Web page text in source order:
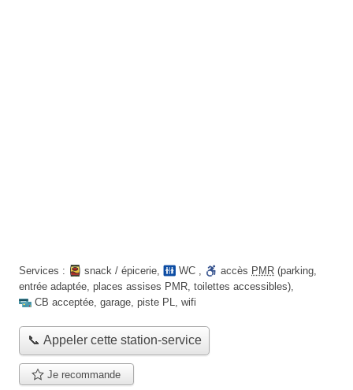
Services : snack / épicerie, WC , accès PMR (parking,
entrée adaptée, places assises PMR, toilettes accessibles),
CB acceptée, garage, piste PL, wifi
📞 Appeler cette station-service
Je recommande